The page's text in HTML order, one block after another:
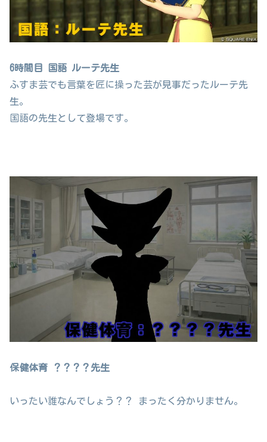
6時間目 国語 ルーテ先生
ふすま芸でも言葉を匠に操った芸が見事だったルーテ先
生。
国語の先生として登場です。
保健体育 ？？？？先生
いったい誰なんでしょう？？ まったく分かりません。